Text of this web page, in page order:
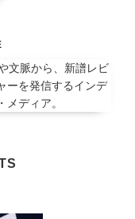
文脈から、新譜レビ
ーを発信するインデ
ディア。